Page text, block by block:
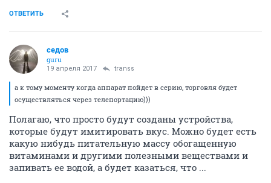
ОТВЕТИТЬ
седов
guru
19 апреля 2017 transs
а к тому моменту когда аппарат пойдет в серию, торговля будет
осуществляться через телепортацию)))
Полагаю, что просто будут созданы устройства,
которые будут имитировать вкус. Можно будет есть
какую нибудь питательную массу обогащенную
витаминами и другими полезными веществами и
запивать ее водой, а будет казаться, что ...